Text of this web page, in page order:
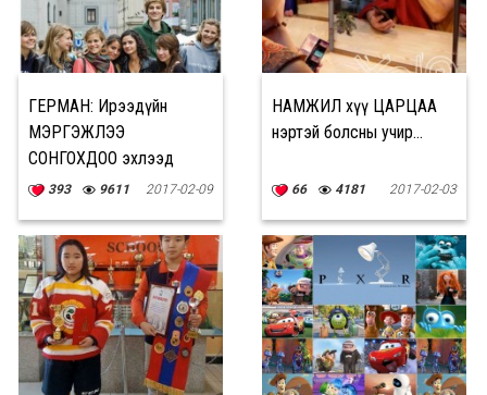
ГЕРМАН: Ирээдүйн
МЭРГЭЖЛЭЭ
СОНГОХДОО эхлээд
ДАГАЛДАНГААР
393 9611 2017-02-09
НАМЖИЛ хүү ЦАРЦАА
нэртэй болсны учир...
66 4181 2017-02-03